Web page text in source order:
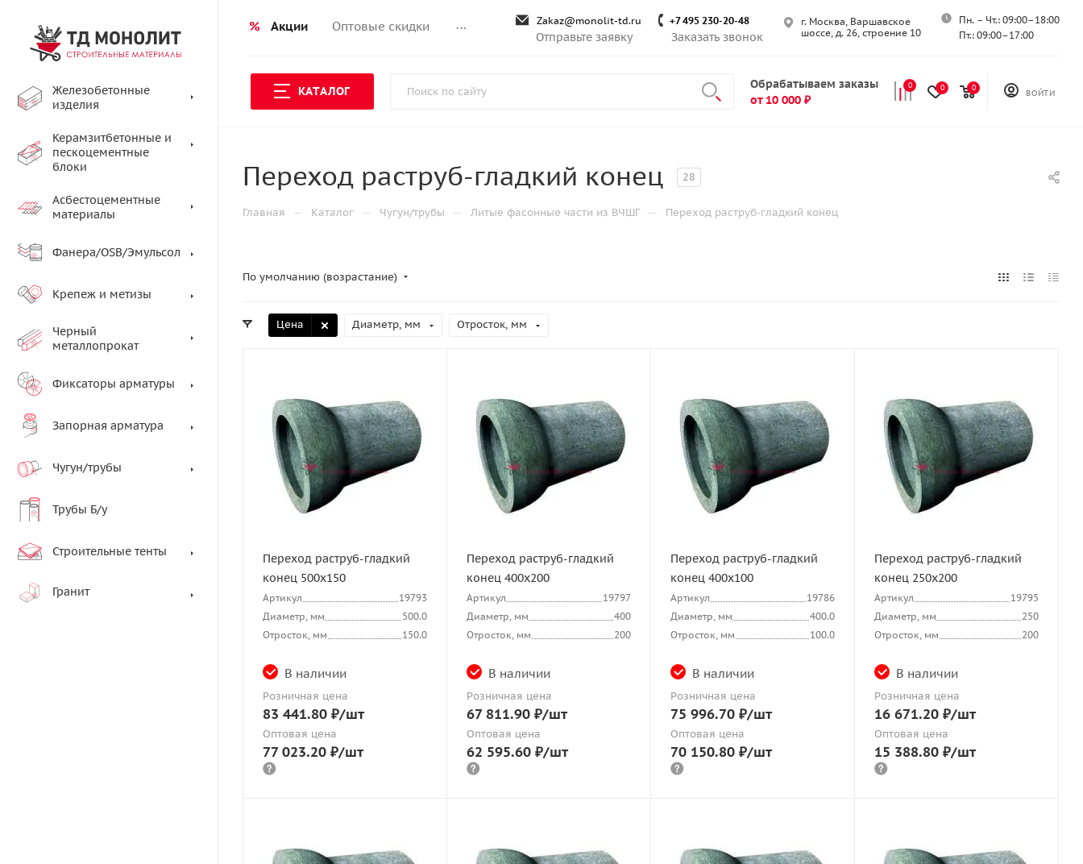
% Акции Оптовые скидки ... Zakaz@monolit-td.ru
Отправьте заявку
+7 495 230-20-48
Заказать звонок
г. Москва, Варшавское
шоссе, д. 26, строение 10
Пн. – Чт.: 09:00–18:00
Пт.: 09:00–17:00
КАТАЛОГ
Обрабатываем заказы
от 10 000 ₽
0 0 0
ВОЙТИ
Железобетонные
изделия
Керамзитбетонные и
пескоцементные
блоки
Асбестоцементные
материалы
Фанера/OSB/Эмульсол
Крепеж и метизы
Черный
металлопрокат
Фиксаторы арматуры
Запорная арматура
Чугун/трубы
Трубы Б/у
Строительные тенты
Гранит
Переход раструб-гладкий конец 28
Главная — Каталог — Чугун/трубы — Литые фасонные части из ВЧШГ — Переход раструб-гладкий конец
По умолчанию (возрастание)
Цена Диаметр, мм Отросток, мм
Переход раструб-гладкий
конец 500х150
Артикул
19793
Диаметр, мм
500.0
Отросток, мм
150.0
В наличии
Розничная цена
83 441.80 ₽/шт
Оптовая цена
77 023.20 ₽/шт
Переход раструб-гладкий
конец 400х200
Артикул
19797
Диаметр, мм
400
Отросток, мм
200
В наличии
Розничная цена
67 811.90 ₽/шт
Оптовая цена
62 595.60 ₽/шт
Переход раструб-гладкий
конец 400х100
Артикул
19786
Диаметр, мм
400.0
Отросток, мм
100.0
В наличии
Розничная цена
75 996.70 ₽/шт
Оптовая цена
70 150.80 ₽/шт
Переход раструб-гладкий
конец 250х200
Артикул
19795
Диаметр, мм
250
Отросток, мм
200
В наличии
Розничная цена
16 671.20 ₽/шт
Оптовая цена
15 388.80 ₽/шт